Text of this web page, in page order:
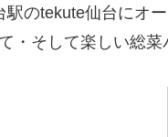
駅のtekute仙台にオ
・そして楽しい総菜